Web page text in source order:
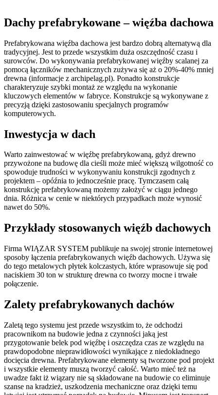
Dachy prefabrykowane – więźba dachowa
Prefabrykowana więźba dachowa jest bardzo dobrą alternatywą dla
tradycyjnej. Jest to przede wszystkim duża oszczędność czasu i
surowców. Do wykonywania prefabrykowanej więźby scalanej za
pomocą łączników mechanicznych zużywa się aż o 20%-40% mniej
drewna (informacje z archipelag.pl). Ponadto konstrukcje
charakteryzuje szybki montaż ze względu na wykonanie
kluczowych elementów w fabryce. Konstrukcje są wykonywane z
precyzją dzięki zastosowaniu specjalnych programów
komputerowych.
Inwestycja w dach
Warto zainwestować w więźbę prefabrykowaną, gdyż drewno
przywożone na budowę dla cieśli może mieć większą wilgotność co
spowoduje trudności w wykonywaniu konstrukcji zgodnych z
projektem – opóźnia to jednocześnie pracę. Tymczasem całą
konstrukcję prefabrykowaną możemy założyć w ciągu jednego
dnia. Różnica w cenie w niektórych przypadkach może wynosić
nawet do 50%.
Przykłady stosowanych więźb dachowych
Firma WIĄZAR SYSTEM publikuje na swojej stronie internetowej
sposoby łączenia prefabrykowanych więźb dachowych. Używa się
do tego metalowych płytek kolczastych, które wprasowuje się pod
naciskiem 30 ton w strukturę drewna co tworzy mocne i trwałe
połączenie.
Zalety prefabrykowanych dachów
Zaletą tego systemu jest przede wszystkim to, że odchodzi
pracownikom na budowie jedna z czynności jaką jest
przygotowanie belek pod więźbę i oszczędza czas ze względu na
prawdopodobne nieprawidłowości wynikające z niedokładnego
docięcia drewna. Prefabrykowane elementy są tworzone pod projekt
i wszystkie elementy muszą tworzyć całość. Warto mieć też na
uwadze fakt iż wiązary nie są składowane na budowie co eliminuje
szanse na kradzież, uszkodzenia mechaniczne oraz dzięki temu